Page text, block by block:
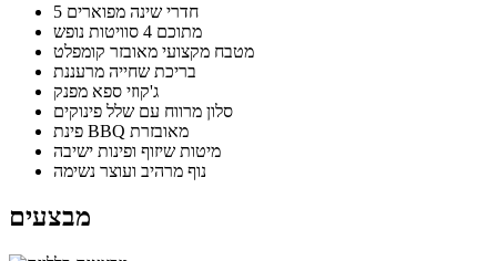
5 חדרי שינה מפוארים
מתוכם 4 סוויטות נופש
מטבח מקצועי מאובזר קומפלט
בריכת שחייה מרעננת
ג'קוזי ספא מפנק
סלון מרווח עם שלל פינוקים
פינת BBQ מאובזרת
מיטות שיזוף ופינות ישיבה
נוף מרהיב ועוצר נשימה
מבצעים